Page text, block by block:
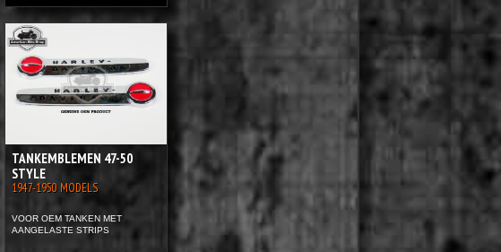
TANKEMBLEMEN 47-50
STYLE
1947-1950 MODELS
VOOR OEM TANKEN MET
AANGELASTE STRIPS